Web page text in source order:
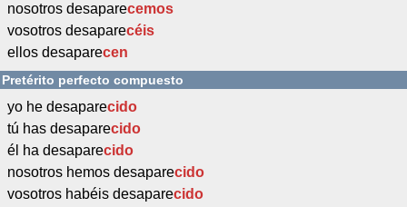
nosotros desaparecemos
vosotros desaparecéis
ellos desaparecen
Pretérito perfecto compuesto
yo he desaparecido
tú has desaparecido
él ha desaparecido
nosotros hemos desaparecido
vosotros habéis desaparecido